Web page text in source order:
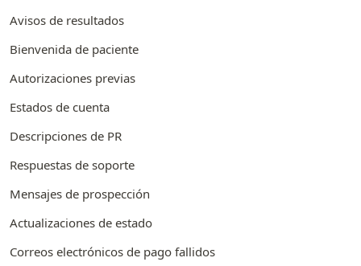
Avisos de resultados
Bienvenida de paciente
Autorizaciones previas
Estados de cuenta
Descripciones de PR
Respuestas de soporte
Mensajes de prospección
Actualizaciones de estado
Correos electrónicos de pago fallidos